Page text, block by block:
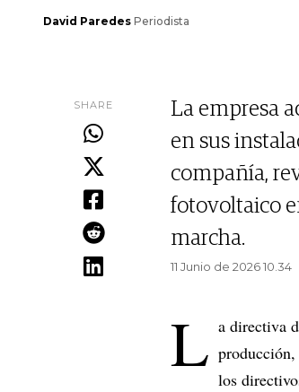
David Paredes Periodista
SHARE
La empresa
en sus
compañía,
fotovoltaico
marcha.
11 Junio de 2026 10.34
L a directiva
los